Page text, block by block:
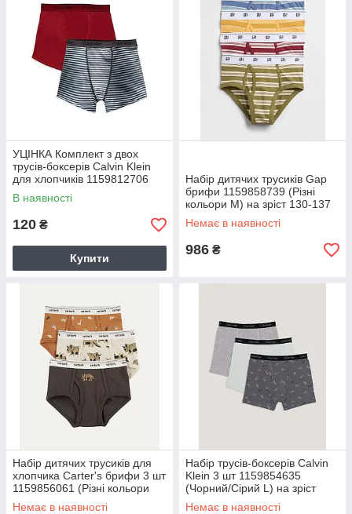
УЦІНКА Комплект з двох
трусів-боксерів Calvin Klein
для хлопчиків 1159812706
(Різнокольоровий, XS)
В наявності
120 ₴
Купити
Набір дитячих трусиків Gap
брифи 1159858739 (Різні
кольори M) на зріст 130-137
см
Немає в наявності
986 ₴
Набір дитячих трусиків для
хлопчика Carter's брифи 3 шт
1159856061 (Різні кольори
10-12) на зріст 137-152 см
Немає в наявності
Набір трусів-боксерів Calvin
Klein 3 шт 1159854635
(Чорний/Сірий L) на зріст
142-157 см
Немає в наявності